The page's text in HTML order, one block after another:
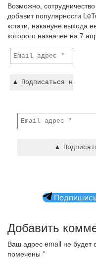
Возможно,
добавит популярности
кстати, накануне выхода
которого назначен на 7
Добавить
Ваш адрес email не будет
помечены *